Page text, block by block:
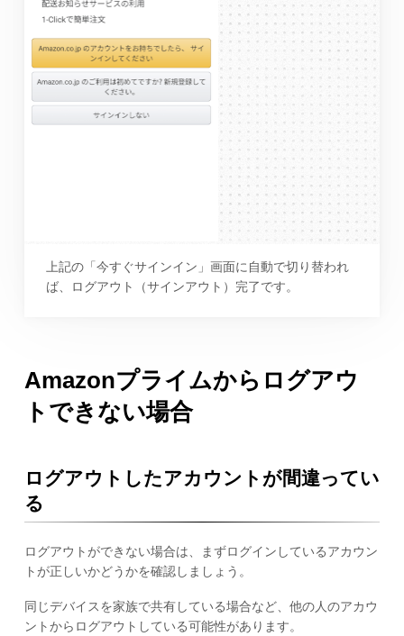
上記の「今すぐサインイン」画面に自動で切り替われ
ば、ログアウト（サインアウト）完了です。
Amazonプライムからログアウ
トできない場合
ログアウトしたアカウントが間違ってい
る
ログアウトができない場合は、まずログインしているアカウン
トが正しいかどうかを確認しましょう。
同じデバイスを家族で共有している場合など、他の人のアカウ
ントからログアウトしている可能性があります。